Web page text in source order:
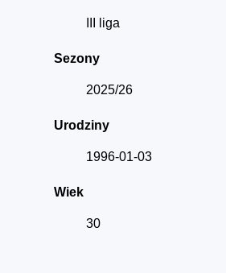
III liga
Sezony
2025/26
Urodziny
1996-01-03
Wiek
30